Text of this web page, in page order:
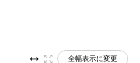
全幅表示に変更